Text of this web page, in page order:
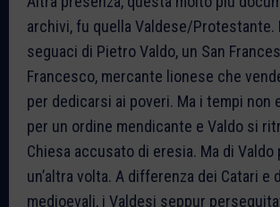
archivi, fu quella Valdese/Protestante.
seguaci di Pietro Valdo, un San
Francesco, mercante lionese che
per dedicarsi ai poveri. Ma i tempi non
per un ordine mendicante e Valdo si
Chiesa accusato di eresia. Ma di Valdo
un’altra volta. A differenza dei Catari e
medioevali, i Valdesi seppur